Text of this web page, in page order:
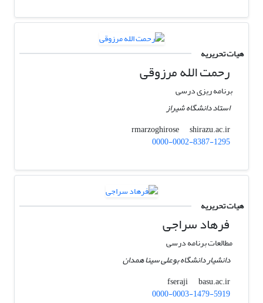
هیات تحریریه
رحمت الله مرزوقی
برنامه ریزی درسی
استاد دانشگاه شیراز
rmarzoghirose
shirazu.ac.ir
0000-0002-8387-1295
هیات تحریریه
فرهاد سراجی
مطالعات برنامه درسی
دانشیار دانشگاه بوعلی سینا همدان
fseraji
basu.ac.ir
0000-0003-1479-5919